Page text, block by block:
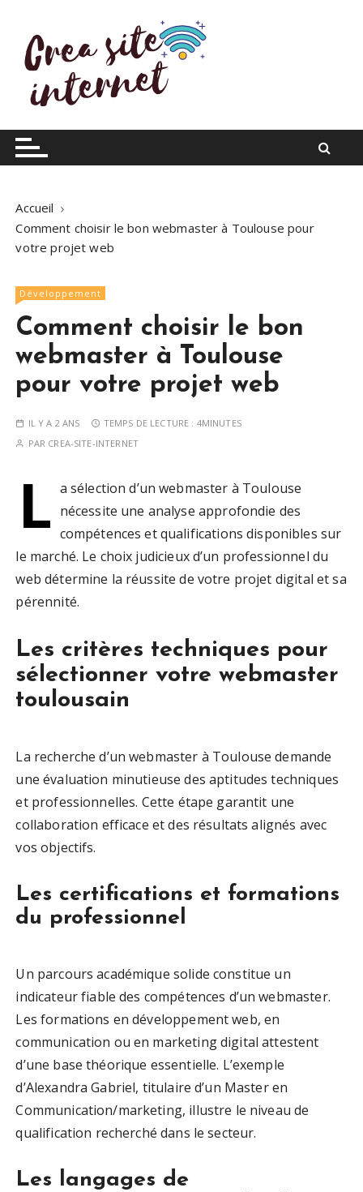
c
n
Crea site internet
Infos du web
Accueil
Comment choisir le bon webmaster à Toulouse pour
votre projet web
Développement
Comment choisir le bon
webmaster à Toulouse
pour votre projet web
IL Y A 2 ANS TEMPS DE LECTURE : 4MINUTES
PAR CREA-SITE-INTERNET
L a sélection d’un webmaster à Toulouse
nécessite une analyse approfondie des
compétences et qualifications disponibles sur
le marché. Le choix judicieux d’un professionnel du
web détermine la réussite de votre projet digital et sa
pérennité.
Les critères techniques pour
sélectionner votre webmaster
toulousain
La recherche d’un webmaster à Toulouse demande
une évaluation minutieuse des aptitudes techniques
et professionnelles. Cette étape garantit une
collaboration efficace et des résultats alignés avec
vos objectifs.
Les certifications et formations
du professionnel
Un parcours académique solide constitue un
indicateur fiable des compétences d’un webmaster.
Les formations en développement web, en
communication ou en marketing digital attestent
d’une base théorique essentielle. L’exemple
d’Alexandra Gabriel, titulaire d’un Master en
Communication/marketing, illustre le niveau de
qualification recherché dans le secteur.
Les langages de